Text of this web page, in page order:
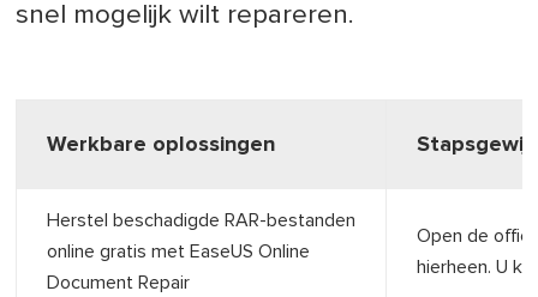
snel mogelijk wilt repareren.
Werkbare oplossingen
Herstel beschadigde RAR-bestanden
online gratis met EaseUS Online
Document Repair
Open de
hierheen. U